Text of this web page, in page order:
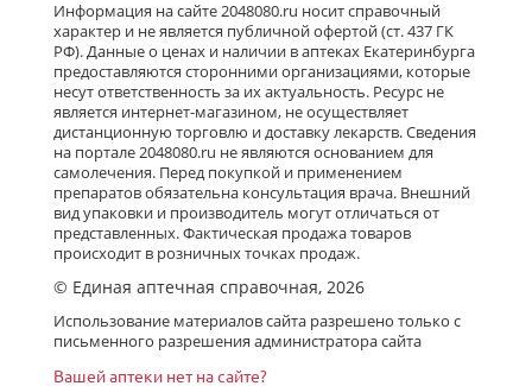
Информация на сайте 2048080.ru носит справочный
характер и не является публичной офертой (ст. 437 ГК
РФ). Данные о ценах и наличии в аптеках Екатеринбурга
предоставляются сторонними организациями, которые
несут ответственность за их актуальность. Ресурс не
является интернет-магазином, не осуществляет
дистанционную торговлю и доставку лекарств. Сведения
на портале 2048080.ru не являются основанием для
самолечения. Перед покупкой и применением
препаратов обязательна консультация врача. Внешний
вид упаковки и производитель могут отличаться от
представленных. Фактическая продажа товаров
происходит в розничных точках продаж.
© Единая аптечная справочная, 2026
Использование материалов сайта разрешено только с
письменного разрешения администратора сайта
Вашей аптеки нет на сайте?